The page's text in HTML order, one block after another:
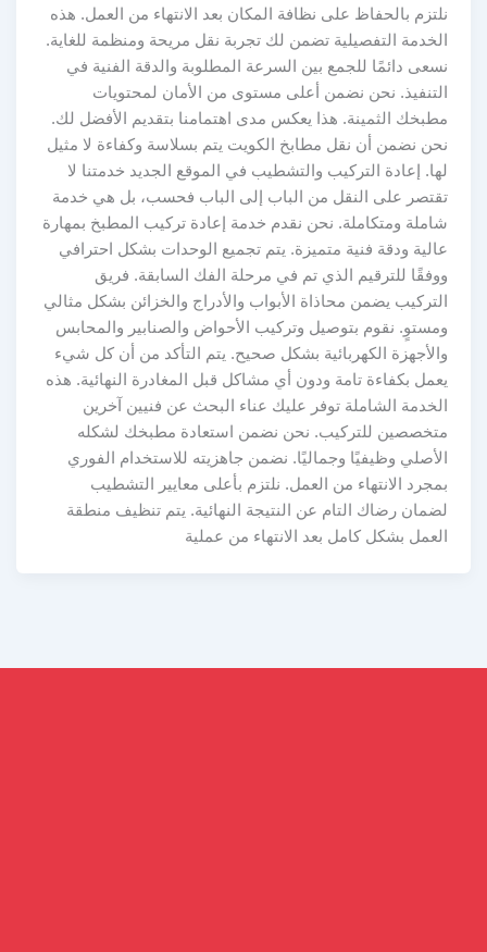
نلتزم بالحفاظ على نظافة المكان بعد الانتهاء من العمل. هذه
الخدمة التفصيلية تضمن لك تجربة نقل مريحة ومنظمة للغاية.
نسعى دائمًا للجمع بين السرعة المطلوبة والدقة الفنية في
التنفيذ. نحن نضمن أعلى مستوى من الأمان لمحتويات
مطبخك الثمينة. هذا يعكس مدى اهتمامنا بتقديم الأفضل لك.
نحن نضمن أن نقل مطابخ الكويت يتم بسلاسة وكفاءة لا مثيل
لها. إعادة التركيب والتشطيب في الموقع الجديد خدمتنا لا
تقتصر على النقل من الباب إلى الباب فحسب، بل هي خدمة
شاملة ومتكاملة. نحن نقدم خدمة إعادة تركيب المطبخ بمهارة
عالية ودقة فنية متميزة. يتم تجميع الوحدات بشكل احترافي
ووفقًا للترقيم الذي تم في مرحلة الفك السابقة. فريق
التركيب يضمن محاذاة الأبواب والأدراج والخزائن بشكل مثالي
ومستوٍ. نقوم بتوصيل وتركيب الأحواض والصنابير والمحابس
والأجهزة الكهربائية بشكل صحيح. يتم التأكد من أن كل شيء
يعمل بكفاءة تامة ودون أي مشاكل قبل المغادرة النهائية. هذه
الخدمة الشاملة توفر عليك عناء البحث عن فنيين آخرين
متخصصين للتركيب. نحن نضمن استعادة مطبخك لشكله
الأصلي وظيفيًا وجماليًا. نضمن جاهزيته للاستخدام الفوري
بمجرد الانتهاء من العمل. نلتزم بأعلى معايير التشطيب
لضمان رضاك التام عن النتيجة النهائية. يتم تنظيف منطقة
العمل بشكل كامل بعد الانتهاء من عملية